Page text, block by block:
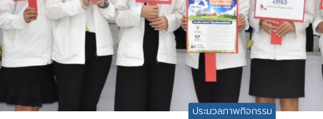
ประมวลภาพกิจกรรม